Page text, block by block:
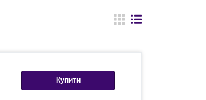
Купити